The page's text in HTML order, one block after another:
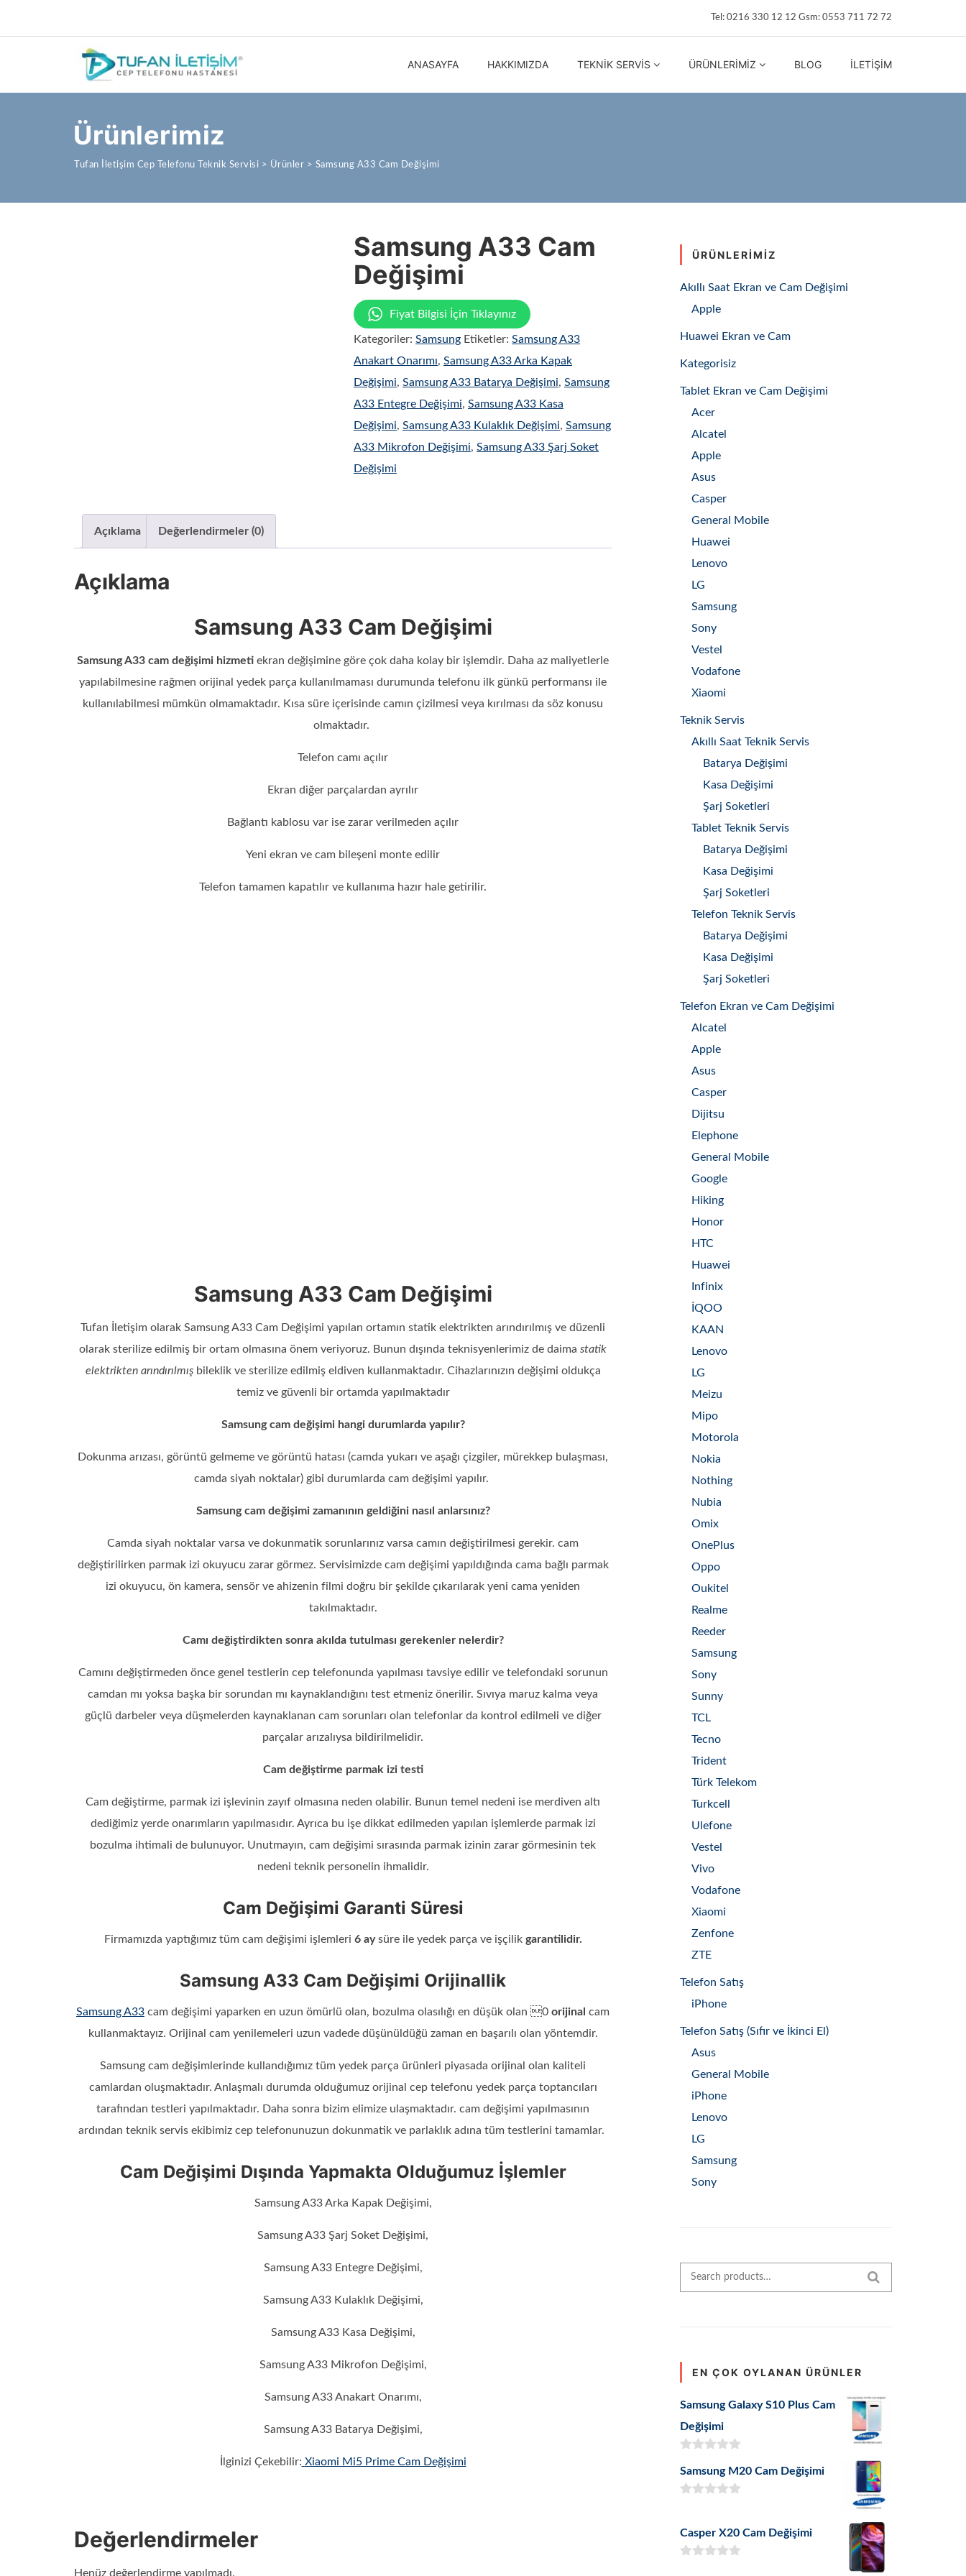
Tel: 0216 330 12 12 Gsm: 0553 711 72 72
ANASAYFA HAKKIMIZDA TEKNIK SERVIS ÜRÜNLERIMIZ BLOG İLETIŞIM
Ürünlerimiz
Tufan İletişim Cep Telefonu Teknik Servisi > Ürünler > Samsung A33 Cam Değişimi
Samsung A33 Cam
Değişimi
Fiyat Bilgisi İçin Tıklayınız
Kategoriler: Samsung Etiketler: Samsung A33
Anakart Onarımı, Samsung A33 Arka Kapak
Değişimi, Samsung A33 Batarya Değişimi, Samsung
A33 Entegre Değişimi, Samsung A33 Kasa
Değişimi, Samsung A33 Kulaklık Değişimi, Samsung
A33 Mikrofon Değişimi, Samsung A33 Şarj Soket
Değişimi
Açıklama Değerlendirmeler (0)
Açıklama
Samsung A33 Cam Değişimi
Samsung A33 cam değişimi hizmeti ekran değişimine göre çok daha kolay bir işlemdir. Daha az maliyetlerle
yapılabilmesine rağmen orijinal yedek parça kullanılmaması durumunda telefonu ilk günkü performansı ile
kullanılabilmesi mümkün olmamaktadır. Kısa süre içerisinde camın çizilmesi veya kırılması da söz konusu
olmaktadır.
Telefon camı açılır
Ekran diğer parçalardan ayrılır
Bağlantı kablosu var ise zarar verilmeden açılır
Yeni ekran ve cam bileşeni monte edilir
Telefon tamamen kapatılır ve kullanıma hazır hale getirilir.
Samsung A33 Cam Değişimi
Tufan İletişim olarak Samsung A33 Cam Değişimi yapılan ortamın statik elektrikten arındırılmış ve düzenli
olarak sterilize edilmiş bir ortam olmasına önem veriyoruz. Bunun dışında teknisyenlerimiz de daima statik
elektrikten arındırılmış bileklik ve sterilize edilmiş eldiven kullanmaktadır. Cihazlarınızın değişimi oldukça
temiz ve güvenli bir ortamda yapılmaktadır
Samsung cam değişimi hangi durumlarda yapılır?
Dokunma arızası, görüntü gelmeme ve görüntü hatası (camda yukarı ve aşağı çizgiler, mürekkep bulaşması,
camda siyah noktalar) gibi durumlarda cam değişimi yapılır.
Samsung cam değişimi zamanının geldiğini nasıl anlarsınız?
Camda siyah noktalar varsa ve dokunmatik sorunlarınız varsa camın değiştirilmesi gerekir. cam
değiştirilirken parmak izi okuyucu zarar görmez. Servisimizde cam değişimi yapıldığında cama bağlı parmak
izi okuyucu, ön kamera, sensör ve ahizenin filmi doğru bir şekilde çıkarılarak yeni cama yeniden
takılmaktadır.
Camı değiştirdikten sonra akılda tutulması gerekenler nelerdir?
Camını değiştirmeden önce genel testlerin cep telefonunda yapılması tavsiye edilir ve telefondaki sorunun
camdan mı yoksa başka bir sorundan mı kaynaklandığını test etmeniz önerilir. Sıvıya maruz kalma veya
güçlü darbeler veya düşmelerden kaynaklanan cam sorunları olan telefonlar da kontrol edilmeli ve diğer
parçalar arızalıysa bildirilmelidir.
Cam değiştirme parmak izi testi
Cam değiştirme, parmak izi işlevinin zayıf olmasına neden olabilir. Bunun temel nedeni ise merdiven altı
dediğimiz yerde onarımların yapılmasıdır. Ayrıca bu işe dikkat edilmeden yapılan işlemlerde parmak izi
bozulma ihtimali de bulunuyor. Unutmayın, cam değişimi sırasında parmak izinin zarar görmesinin tek
nedeni teknik personelin ihmalidir.
Cam Değişimi Garanti Süresi
Firmamızda yaptığımız tüm cam değişimi işlemleri 6 aysüre ile yedek parça ve işçilik garantilidir.
Samsung A33 Cam Değişimi Orijinallik
Samsung A33 cam değişimi yaparken en uzun ömürlü olan, bozulma olasılığı en düşük olan 0 orijinal cam
kullanmaktayız. Orijinal cam yenilemeleri uzun vadede düşünüldüğü zaman en başarılı olan yöntemdir.
Samsung cam değişimlerinde kullandığımız tüm yedek parça ürünleri piyasada orijinal olan kaliteli
camlardan oluşmaktadır. Anlaşmalı durumda olduğumuz orijinal cep telefonu yedek parça toptancıları
tarafından testleri yapılmaktadır. Daha sonra bizim elimize ulaşmaktadır. cam değişimi yapılmasının
ardından teknik servis ekibimiz cep telefonunuzun dokunmatik ve parlaklık adına tüm testlerini tamamlar.
Cam Değişimi Dışında Yapmakta Olduğumuz İşlemler
Samsung A33 Arka Kapak Değişimi,
Samsung A33 Şarj Soket Değişimi,
Samsung A33 Entegre Değişimi,
Samsung A33 Kulaklık Değişimi,
Samsung A33 Kasa Değişimi,
Samsung A33 Mikrofon Değişimi,
Samsung A33 Anakart Onarımı,
Samsung A33 Batarya Değişimi,
İlginizi Çekebilir: Xiaomi Mi5 Prime Cam Değişimi
Değerlendirmeler
Henüz değerlendirme yapılmadı.
ÜRÜNLERIMIZ
Akıllı Saat Ekran ve Cam Değişimi
Apple
Huawei Ekran ve Cam
Kategorisiz
Tablet Ekran ve Cam Değişimi
Acer
Alcatel
Apple
Asus
Casper
General Mobile
Huawei
Lenovo
LG
Samsung
Sony
Vestel
Vodafone
Xiaomi
Teknik Servis
Akıllı Saat Teknik Servis
Batarya Değişimi
Kasa Değişimi
Şarj Soketleri
Tablet Teknik Servis
Batarya Değişimi
Kasa Değişimi
Şarj Soketleri
Telefon Teknik Servis
Batarya Değişimi
Kasa Değişimi
Şarj Soketleri
Telefon Ekran ve Cam Değişimi
Alcatel
Apple
Asus
Casper
Dijitsu
Elephone
General Mobile
Google
Hiking
Honor
HTC
Huawei
Infinix
İQOO
KAAN
Lenovo
LG
Meizu
Mipo
Motorola
Nokia
Nothing
Nubia
Omix
OnePlus
Oppo
Oukitel
Realme
Reeder
Samsung
Sony
Sunny
TCL
Tecno
Trident
Türk Telekom
Turkcell
Ulefone
Vestel
Vivo
Vodafone
Xiaomi
Zenfone
ZTE
Telefon Satış
iPhone
Telefon Satış (Sıfır ve İkinci El)
Asus
General Mobile
iPhone
Lenovo
LG
Samsung
Sony
Search for:
EN ÇOK OYLANAN ÜRÜNLER
Samsung Galaxy S10 Plus Cam
Değişimi
5.00oy aldı
Samsung M20 Cam Değişimi
Casper X20 Cam Değişimi